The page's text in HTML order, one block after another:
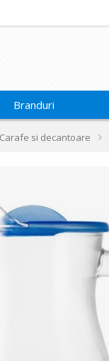
Branduri
Carafe si decantoare